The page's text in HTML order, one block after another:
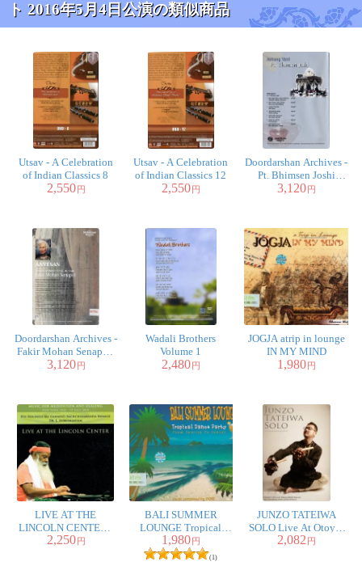
ト 2016年5月4日公演の類似商品
Utsav - A Celebration
of Indian Classics 8
2,550円
Utsav - A Celebration
of Indian Classics 12
2,550円
Doordarshan Archives -
Pt. Bhimsen Joshi
(PAL) [1DVD]
3,120円
Doordarshan Archives -
Fakir Mohan Senapati
[1DVD]
3,120円
Wadali Brothers
Volume 1
2,480円
JOGJA atrip in lounge
IN MY MIND
1,980円
LIVE AT THE
LINCOLN CENTER -
スリ・ガナパティ・
2,250 円
BALI SUMMER
LOUNGE Tropical
Dance Party
1,980 円
(1)
JUNZO TATEIWA
SOLO Live At Otoya-
Kintoki(2015.7.4SAT)
2,082 円